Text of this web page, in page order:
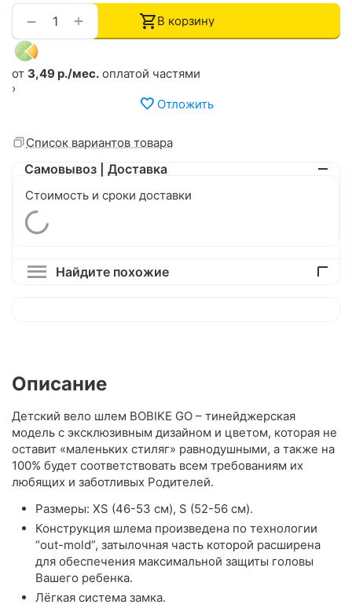
+
− В корзину
от 3,49 р./мес. оплатой частями
›
Отложить
Список вариантов товара
Самовывоз | Доставка
Стоимость и сроки доставки
Найдите похожие
Описание
Детский вело шлем BOBIKE GO – тинейджерская
модель с эксклюзивным дизайном и цветом, которая не
оставит «маленьких стиляг» равнодушными, а также на
100% будет соответствовать всем требованиям их
любящих и заботливых Родителей.
Размеры: XS (46-53 см), S (52-56 см).
Конструкция шлема произведена по технологии
“out-mold”, затылочная часть которой расширена
для обеспечения максимальной защиты головы
Вашего ребенка.
Лёгкая система замка.